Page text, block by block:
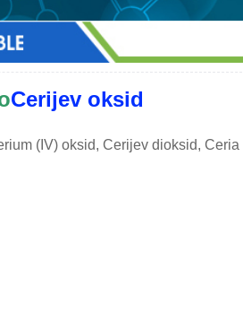
Cerijev oksid
(IV) oksid, Cerijev dioksid, Ceria